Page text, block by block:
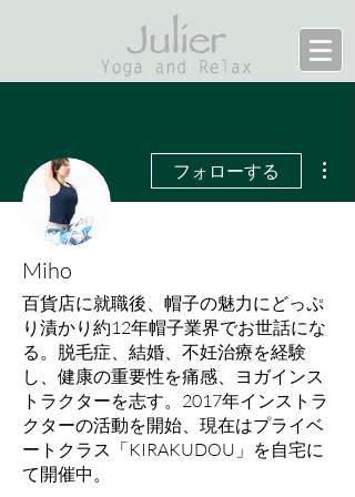
フォローする
Miho
百貨店に就職後、帽子の魅力にどっぷ
り漬かり約12年帽子業界でお世話にな
る。脱毛症、結婚、不妊治療を経験
し、健康の重要性を痛感、ヨガインス
トラクターを志す。2017年インストラ
クターの活動を開始、現在はプライベ
ートクラス「KIRAKUDOU」を自宅に
て開催中。